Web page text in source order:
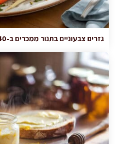
גזרים צבעוניים בתנור ממכרים ב-40 דקות, בלי בישול מוקדם